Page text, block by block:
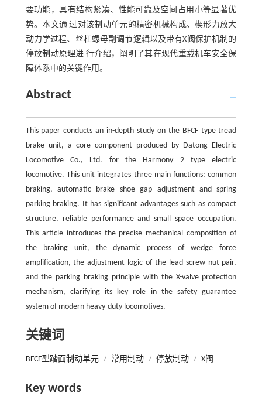
要功能，具有结构紧凑、性能可靠及空间占用小等显著优
势。本文通 过对该制动单元的精密机械构成、楔形力放大
动力学过程、丝杠螺母副调节逻辑以及带有X阀保护机制的
停放制动原理进 行介绍，阐明了其在现代重载机车安全保
障体系中的关键作用。
Abstract
This paper conducts an in-depth study on the BFCF type tread
brake unit, a core component produced by Datong Electric
Locomotive Co., Ltd. for the Harmony 2 type electric
locomotive. This unit integrates three main functions: common
braking, automatic brake shoe gap adjustment and spring
parking braking. It has significant advantages such as compact
structure, reliable performance and small space occupation.
This article introduces the precise mechanical composition of
the braking unit, the dynamic process of wedge force
amplification, the adjustment logic of the lead screw nut pair,
and the parking braking principle with the X-valve protection
mechanism, clarifying its key role in the safety guarantee
system of modern heavy-duty locomotives.
关键词
BFCF型踏面制动单元 / 常用制动 / 停放制动 / X阀
Key words